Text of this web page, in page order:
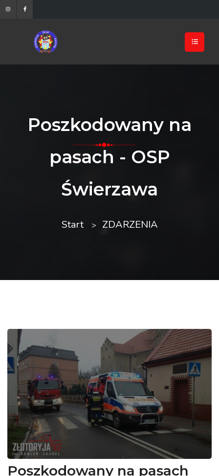
Poszkodowany na
pasach - OSP
Świerzawa
Start ZDARZENIA
Poszkodowany na pasach